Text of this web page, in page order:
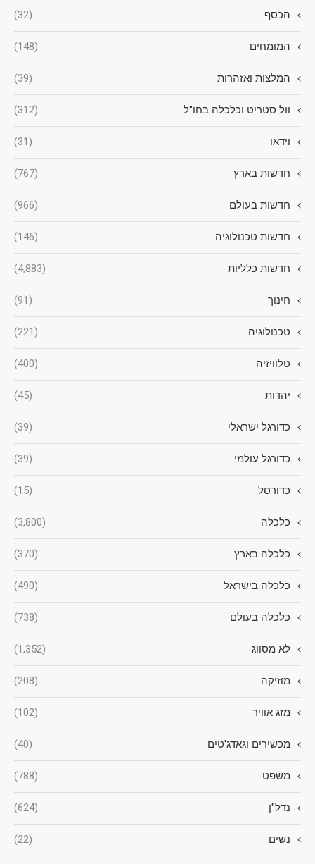
הכסף (32)
המומחים (148)
המלצות ואזהרות (39)
וול סטריט וכלכלה בחו"ל (312)
וידאו (31)
חדשות בארץ (767)
חדשות בעולם (966)
חדשות טכנולוגיה (146)
חדשות כלליות (4,883)
חינוך (91)
טכנולוגיה (221)
טלוויזיה (400)
יהדות (45)
כדורגל ישראלי (39)
כדורגל עולמי (39)
כדורסל (15)
כלכלה (3,800)
כלכלה בארץ (370)
כלכלה בישראל (490)
כלכלה בעולם (738)
לא מסווג (1,352)
מוזיקה (208)
מזג אוויר (102)
מכשירים וגאדג'טים (40)
משפט (788)
נדל"ן (624)
נשים (22)